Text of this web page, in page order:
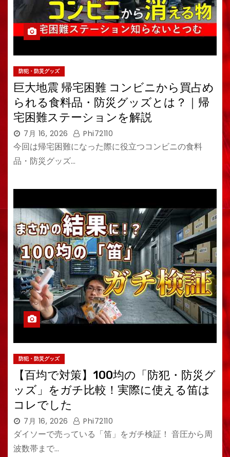
防犯・防災グッズ
巨大地震 帰宅困難 コンビニから買占め
られる食料品・防災グッズとは？｜帰
宅困難ステーションを解説
7月 16, 2026 Phi72110
今回は帰宅困難になった際に役立つコンビニの食料
品・防災グッズ…
防犯・防災グッズ
【百均で対策】100均の「防犯・防災グ
ッズ」をガチ比較！実際に使える笛は
コレでした
7月 16, 2026 Phi72110
ダイソーで売っている「笛」をガチ検証！ 音圧から周
波数帯まで…